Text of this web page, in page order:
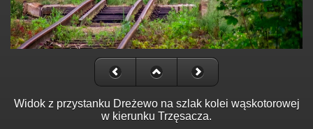
Widok z przystanku Dreżewo na szlak kolei wąskotorowej
w kierunku Trzęsacza.